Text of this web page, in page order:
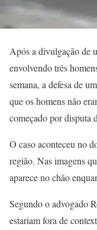
Após a divulgação de
envolvendo três
semana, a defesa de
que os homens não
começado por disputa
O caso aconteceu no
região. Nas imagens
aparece no chão
Segundo o advogado
estariam fora de